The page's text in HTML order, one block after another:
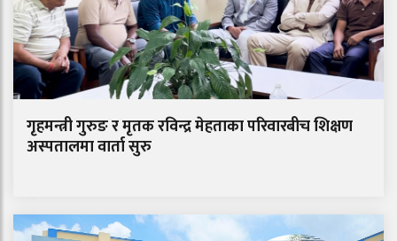
गृहमन्त्री गुरुङ र मृतक रविन्द्र मेहताका परिवारबीच शिक्षण
अस्पतालमा वार्ता सुरु